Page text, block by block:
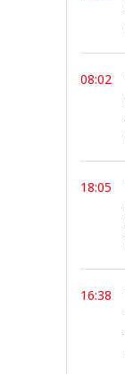
08:02
18:05
16:38